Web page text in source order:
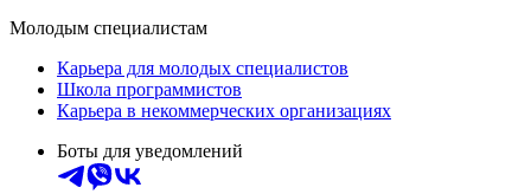
Молодым специалистам
Карьера для молодых специалистов
Школа программистов
Карьера в некоммерческих организациях
Боты для уведомлений